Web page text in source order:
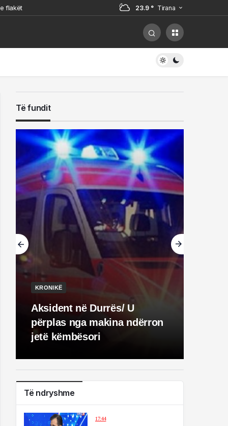
flakët
23.9 ° Tirana
Të fundit
KRONIKË
Aksident në Durrës/ U
përplas nga makina ndërron
jetë këmbësori
Të ndryshme
17:44